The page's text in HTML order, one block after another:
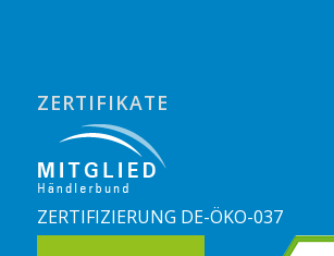
ZERTIFIKATE
ZERTIFIZIERUNG DE-ÖKO-037